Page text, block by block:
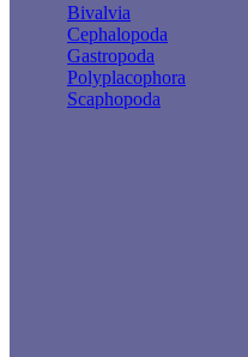
Bivalvia
Cephalopoda
Gastropoda
Polyplacophora
Scaphopoda